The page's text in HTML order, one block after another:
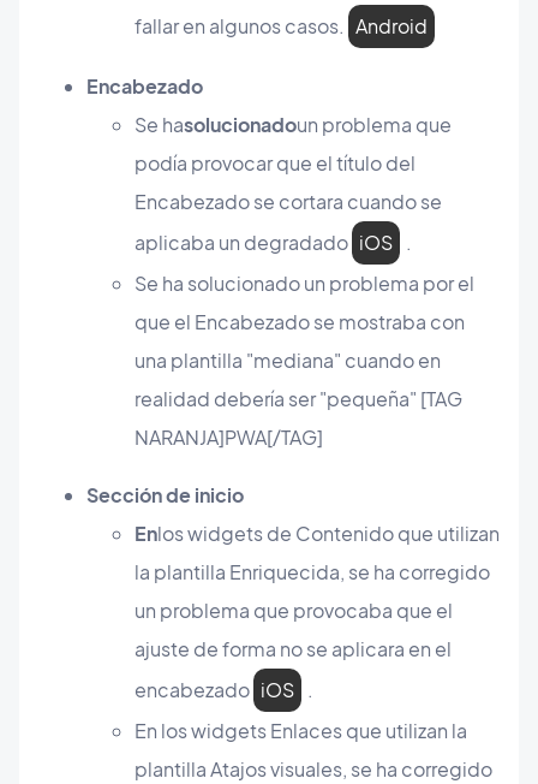
fallar en algunos casos. Android
Encabezado
Se hasolucionadoun problema que
podía provocar que el título del
Encabezado se cortara cuando se
aplicaba un degradado iOS .
Se ha solucionado un problema por el
que el Encabezado se mostraba con
una plantilla "mediana" cuando en
realidad debería ser "pequeña" [TAG
NARANJA]PWA[/TAG]
Sección de inicio
Enlos widgets de Contenido que utilizan
la plantilla Enriquecida, se ha corregido
un problema que provocaba que el
ajuste de forma no se aplicara en el
encabezado iOS .
En los widgets Enlaces que utilizan la
plantilla Atajos visuales, se ha corregido